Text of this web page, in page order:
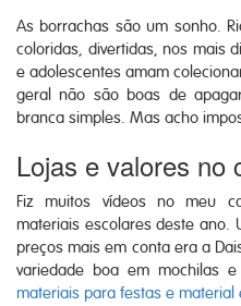
As borrachas são um sonho.
coloridas, divertidas, nos mais
e adolescentes amam
geral não são boas de
branca simples. Mas acho
Lojas e valores no
Fiz muitos vídeos no meu
materiais escolares deste ano.
preços mais em conta era a
variedade boa em mochilas
materiais para festas e material